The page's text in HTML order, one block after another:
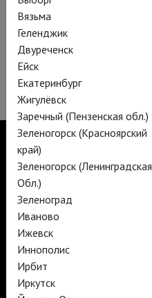
TheatreHD
TheatreHD Опера
TheatreHD Балет в кино
TheatreHD
АРТ-ЛЕКТОРИЙ В КИНО
Вязьма
Геленджик
Двуреченск
Ейск
Екатеринбург
Жигулёвск
Заречный (Пензенская обл.)
Зеленогорск (Красноярский
край)
Зеленогорск (Ленинградская
Обл.)
Зеленоград
Иваново
Ижевск
Иннополис
Ирбит
Иркутск